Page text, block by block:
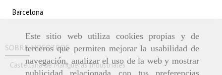
Este sitio web utiliza cookies propias y de
terceros que permiten mejorar la usabilidad de
navegación, analizar el uso de la web y mostrar
Barcelona
SOBRE NOSOTROS
Castellana de Mangueras Industriales